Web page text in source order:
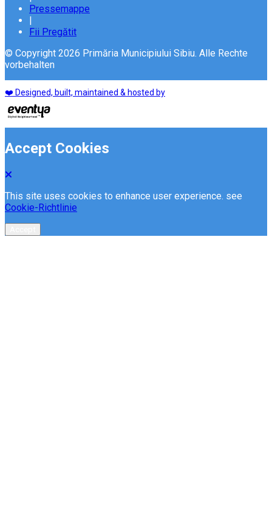
Pressemappe
Fii Pregătit
© Copyright 2026 Primăria Municipiului Sibiu. Alle Rechte
vorbehalten
❤️ Designed, built, maintained & hosted by
Accept Cookies
This site uses cookies to enhance user experience. see
Cookie-Richtlinie